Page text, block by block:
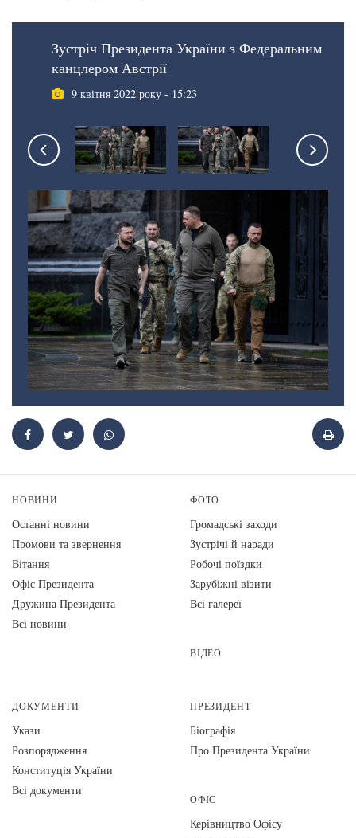
Зустріч Президента України з Федеральним
канцлером Австрії
9 квітня 2022 року - 15:23
НОВИНИ
Останні новини
Промови та звернення
Вiтання
Офіс Президента
Дружина Президента
Всі новини
ФОТО
Громадські заходи
Зустрічі й наради
Робочі поїздки
Зарубіжні візити
Всі галереї
ВІДЕО
ДОКУМЕНТИ
Укази
Розпорядження
Конституція України
Всі документи
ПРЕЗИДЕНТ
Біографія
Про Президента України
ОФІС
Керівництво Офісу